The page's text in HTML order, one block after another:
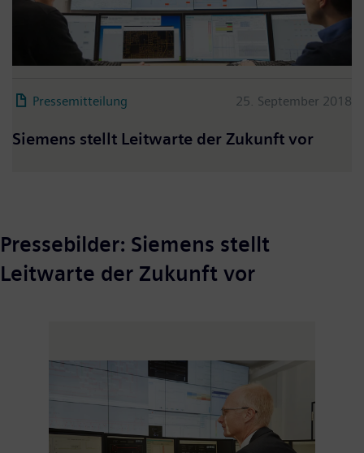
Pressemitteilung 25. September 2018
Siemens stellt Leitwarte der Zukunft vor
Pressebilder: Siemens stellt
Leitwarte der Zukunft vor